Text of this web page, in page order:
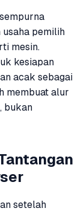
pemilih
mesin.
kesiapan
acak sebagai
membuat alur
bukan
setelah